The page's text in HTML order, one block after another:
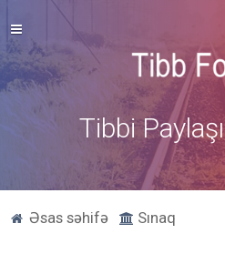
Tibbi
Əsas səhifə Sınaq